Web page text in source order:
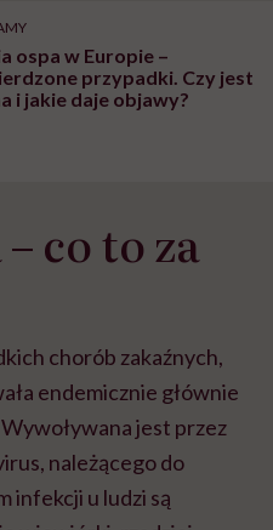
ospa w Europie –
przypadki. Czy jest
i jakie daje objawy?
co to za
chorób zakaźnych,
endemicznie głównie
jest przez
należącego do
infekcji u ludzi są